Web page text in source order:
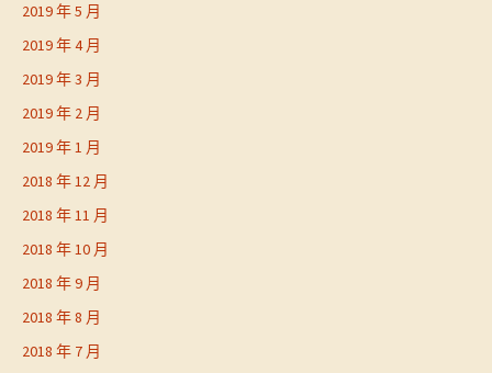
2019 年 5 月
2019 年 4 月
2019 年 3 月
2019 年 2 月
2019 年 1 月
2018 年 12 月
2018 年 11 月
2018 年 10 月
2018 年 9 月
2018 年 8 月
2018 年 7 月